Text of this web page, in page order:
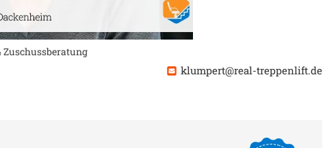
klumpert@real-treppenlift.de